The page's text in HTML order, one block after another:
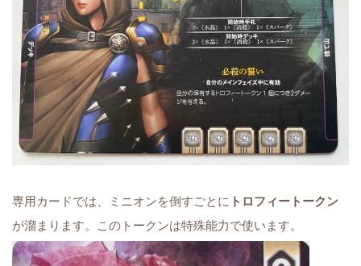
専用カードでは、ミニオンを倒すごとに トロフィートークン
が溜まります。このトークンは特殊能力で使います。